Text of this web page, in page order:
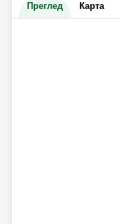
Преглед Карта